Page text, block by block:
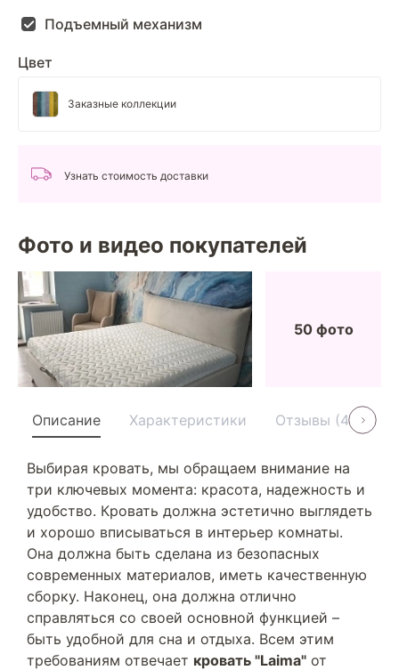
Подъемный механизм
Цвет
Заказные коллекции
Узнать стоимость доставки
Фото и видео покупателей
50 фото
Описание Характеристики Отзывы (40)
Выбирая кровать, мы обращаем внимание на
три ключевых момента: красота, надежность и
удобство. Кровать должна эстетично выглядеть
и хорошо вписываться в интерьер комнаты.
Она должна быть сделана из безопасных
современных материалов, иметь качественную
сборку. Наконец, она должна отлично
справляться со своей основной функцией –
быть удобной для сна и отдыха. Всем этим
требованиям отвечает кровать "Laima" от